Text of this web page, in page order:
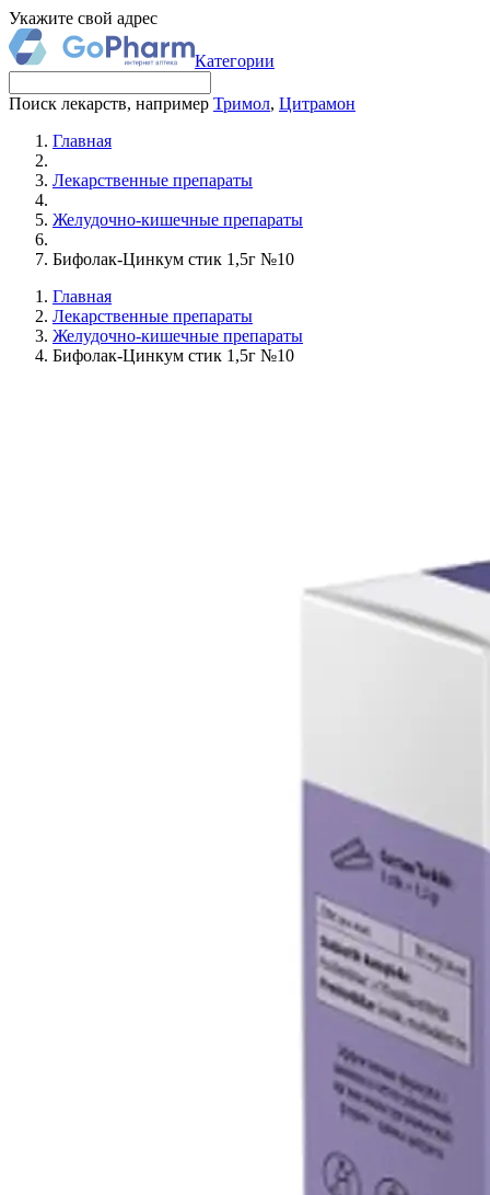
Укажите свой адрес
Категории
Поиск лекарств, например Тримол, Цитрамон
Главная
Лекарственные препараты
Желудочно-кишечные препараты
Бифолак-Цинкум стик 1,5г №10
Главная
Лекарственные препараты
Желудочно-кишечные препараты
Бифолак-Цинкум стик 1,5г №10